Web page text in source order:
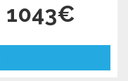
1043€